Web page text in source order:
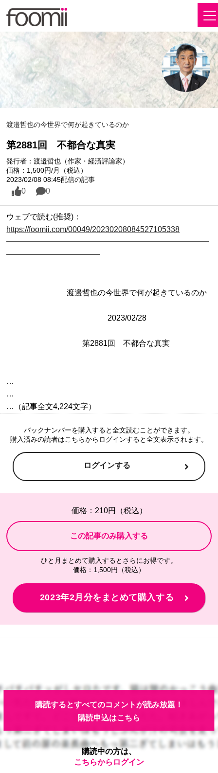
渡邉哲也の今世界で何が起きているのか
第2881回 不都合な真実
発行者：渡邉哲也（作家・経済評論家）
価格：1,500円/月（税込）
2023/02/08 08:45配信の記事
0 0
ウェブで読む(推奨)：
https://foomii.com/00049/20230208084527105338
━━━━━━━━━━━━━━━━━━━━━━━━━━
━━━━━━━━━━━━
…
…
バックナンバーを購入すると全文読むことができます。
購入済みの読者はこちらからログインすると全文表示されます。
ログインする
価格：210円（税込）
ひと月まとめて購入するとさらにお得です。
価格：1,500円（税込）
2023年2月分をまとめて購入する
購読するとすべてのコメントが読み放題！
購読申込はこちら
購読中の方は、
こちらからログイン